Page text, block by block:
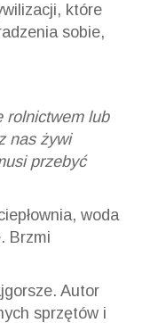
które
sobie,
rolnictwem lub
nas żywi
przebyć
woda
Brzmi
Autor
sprzętów i